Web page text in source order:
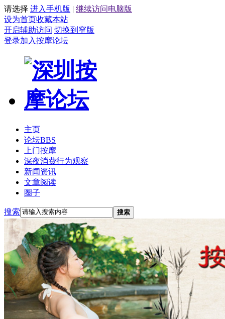
请选择 进入手机版 | 继续访问电脑版
设为首页收藏本站
开启辅助访问 切换到窄版
登录加入按摩论坛
主页
论坛BBS
上门按摩
深夜消费行为观察
新闻资讯
文章阅读
圈子
搜索 搜索